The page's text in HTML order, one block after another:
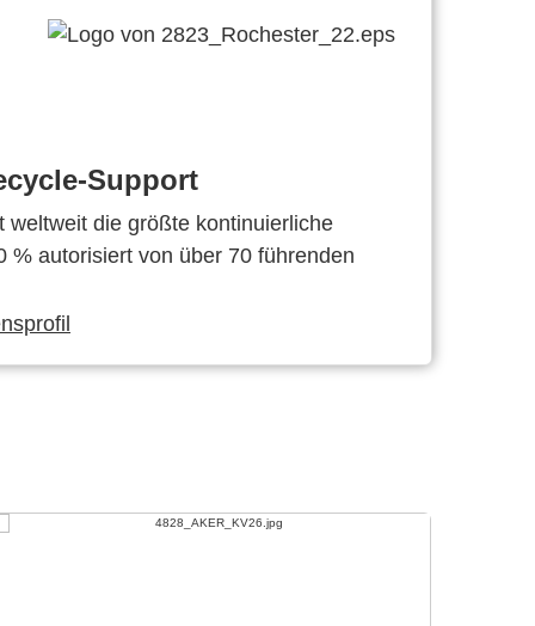
Support
weltweit die größte kontinuierliche
% autorisiert von über 70 führenden